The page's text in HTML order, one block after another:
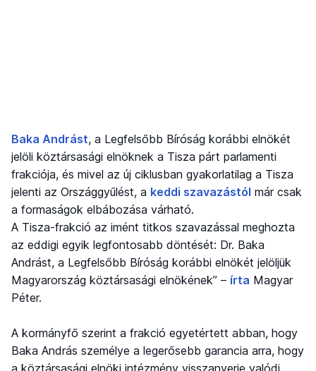
Baka Andrást, a Legfelsőbb Bíróság korábbi elnökét
jelöli köztársasági elnöknek a Tisza párt parlamenti
frakciója, és mivel az új ciklusban gyakorlatilag a Tisza
jelenti az Országgyűlést, a keddi szavazástól már csak
a formaságok elbábozása várható.
A Tisza-frakció az imént titkos szavazással meghozta
az eddigi egyik legfontosabb döntését: Dr. Baka
Andrást, a Legfelsőbb Bíróság korábbi elnökét jelöljük
Magyarország köztársasági elnökének” – írta Magyar
Péter.
A kormányfő szerint a frakció egyetértett abban, hogy
Baka András személye a legerősebb garancia arra, hogy